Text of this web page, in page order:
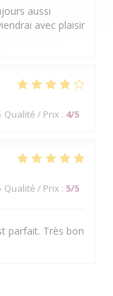
aussi
avec plaisir
Qualité / Prix : 4/5
Qualité / Prix : 5/5
parfait. Très bon